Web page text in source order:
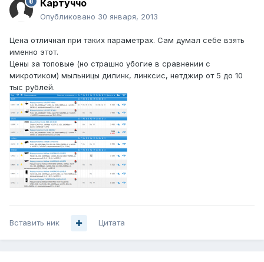
Картуччо
Опубликовано 30 января, 2013
Цена отличная при таких параметрах. Сам думал себе взять
именно этот.
Цены за топовые (но страшно убогие в сравнении с
микротиком) мыльницы дилинк, линксис, нетджир от 5 до 10
тыс рублей.
Вставить ник Цитата